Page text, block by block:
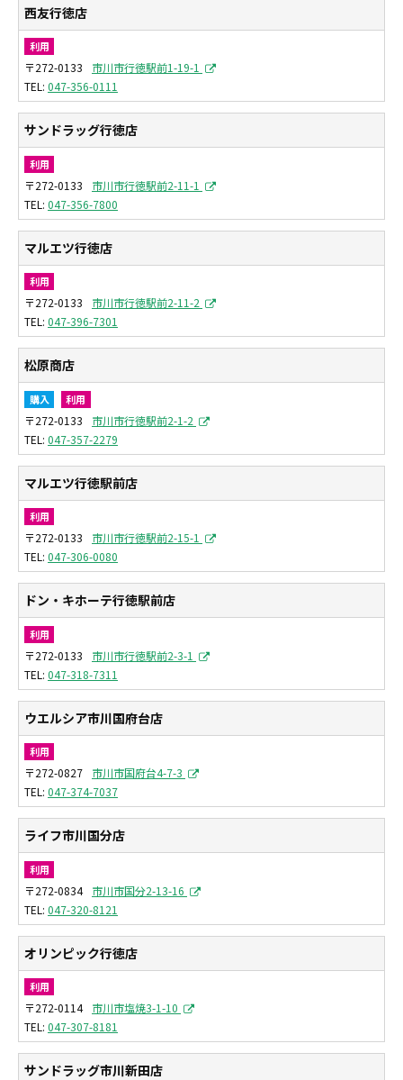
西友行徳店
利用
〒272-0133
市川市行徳駅前1-19-1
047-356-0111
サンドラッグ行徳店
利用
〒272-0133
市川市行徳駅前2-11-1
047-356-7800
マルエツ行徳店
利用
〒272-0133
市川市行徳駅前2-11-2
047-396-7301
松原商店
購入 利用
〒272-0133
市川市行徳駅前2-1-2
047-357-2279
マルエツ行徳駅前店
利用
〒272-0133
市川市行徳駅前2-15-1
047-306-0080
ドン・キホーテ行徳駅前店
利用
〒272-0133
市川市行徳駅前2-3-1
047-318-7311
ウエルシア市川国府台店
利用
〒272-0827
市川市国府台4-7-3
047-374-7037
ライフ市川国分店
利用
〒272-0834
市川市国分2-13-16
047-320-8121
オリンピック行徳店
利用
〒272-0114
市川市塩焼3-1-10
047-307-8181
サンドラッグ市川新田店